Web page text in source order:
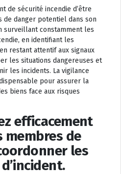
de sécurité incendie d’être
de danger potentiel dans son
surveillant constamment les
en identifiant les
restant attentif aux signaux
les situations dangereuses et
les incidents. La vigilance
pour assurer la
biens face aux risques
efficacement
membres de
les